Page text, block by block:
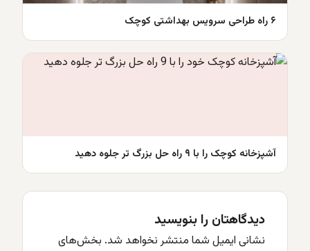
۶ راه طراحی سرویس بهداشتی کوچک
آشپزخانه کوچک را با ۹ راه حل بزرگ تر جلوه دهید
دیدگاهتان را بنویسید
نشانی ایمیل شما منتشر نخواهد شد. بخش‌های